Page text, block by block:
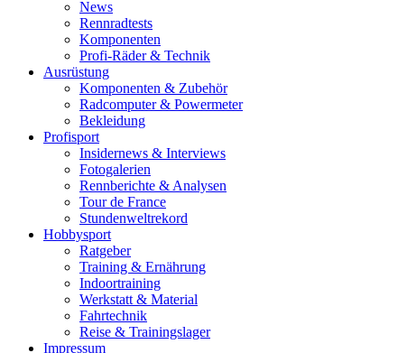
News
Rennradtests
Komponenten
Profi-Räder & Technik
Ausrüstung
Komponenten & Zubehör
Radcomputer & Powermeter
Bekleidung
Profisport
Insidernews & Interviews
Fotogalerien
Rennberichte & Analysen
Tour de France
Stundenweltrekord
Hobbysport
Ratgeber
Training & Ernährung
Indoortraining
Werkstatt & Material
Fahrtechnik
Reise & Trainingslager
Impressum